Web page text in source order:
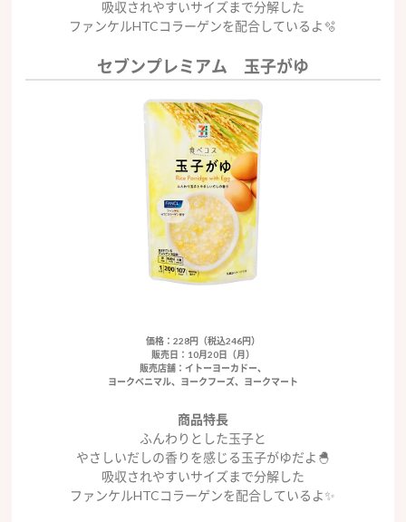
吸収されやすいサイズまで分解した
ファンケルHTCコラーゲンを配合しているよ🫧
セブンプレミアム 玉子がゆ
価格：228円（税込246円）
販売日：10月20日（月）
販売店舗：イトーヨーカドー、
ヨークベニマル、ヨークフーズ、ヨークマート
商品特長
ふんわりとした玉子と
やさしいだしの香りを感じる玉子がゆだよ🐣
吸収されやすいサイズまで分解した
ファンケルHTCコラーゲンを配合しているよ✨